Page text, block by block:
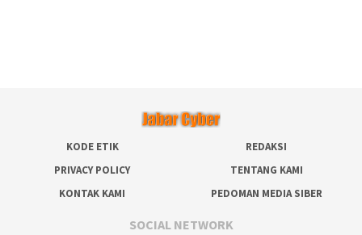
KODE ETIK
REDAKSI
PRIVACY POLICY
TENTANG KAMI
KONTAK KAMI
PEDOMAN MEDIA SIBER
SOCIAL NETWORK